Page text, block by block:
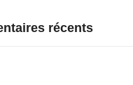
récents